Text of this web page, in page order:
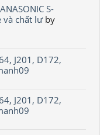
S-
và chất lưby
J201, D172,
J201, D172,